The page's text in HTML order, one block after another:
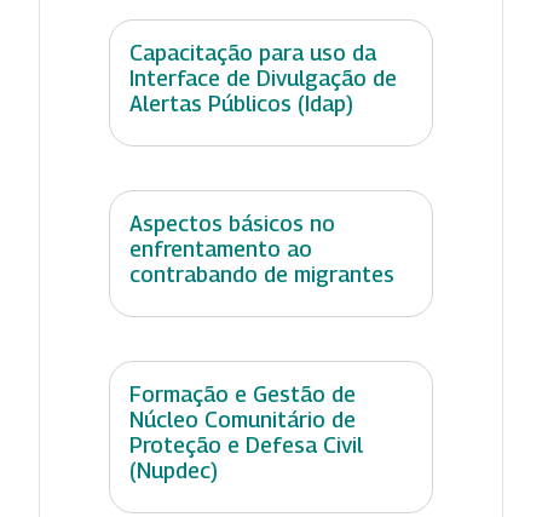
Capacitação para uso da
Interface de Divulgação de
Alertas Públicos (Idap)
Aspectos básicos no
enfrentamento ao
contrabando de migrantes
Formação e Gestão de
Núcleo Comunitário de
Proteção e Defesa Civil
(Nupdec)